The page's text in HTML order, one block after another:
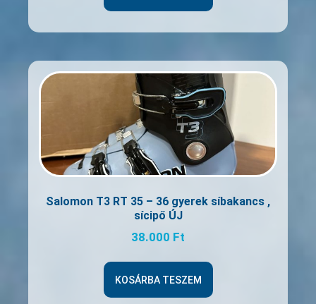
Salomon T3 RT 35 – 36 gyerek síbakancs ,
sícipő ÚJ
38.000 Ft
KOSÁRBA TESZEM